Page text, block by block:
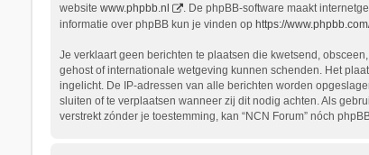
website www.phpbb.nl
. De phpBB-software maakt
informatie over phpBB kun je vinden op https://
Je verklaart geen berichten te plaatsen die kwetsend,
gehost of internationale wetgeving kunnen schenden. Het
ingelicht. De IP-adressen van alle berichten worden
sluiten of te verplaatsen wanneer zij dit nodig achten. Als
verstrekt zónder je toestemming, kan “NCN Forum” nóch